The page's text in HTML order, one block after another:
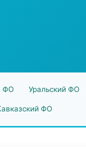
ФО Уральский ФО
ФО